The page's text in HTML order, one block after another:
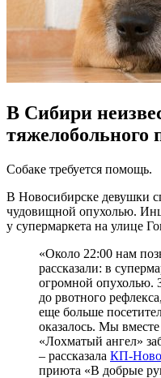
В Сибири
тяжелобольного
Собаке требуется помощь.
В Новосибирске девушки
чудовищной опухолью.
у супермаркета на улице
«Около 22:00 нам
рассказали: в
огромной опухолью.
до рвотного
еще больше
оказалось. Мы
«Лохматый ангел»
– рассказала КП-
приюта «В добрые